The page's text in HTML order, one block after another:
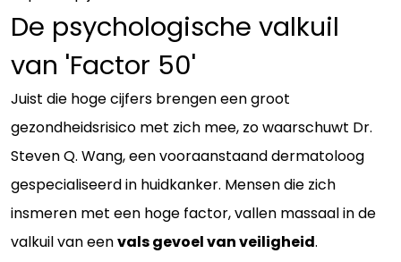
De psychologische valkuil
van 'Factor 50'
Juist die hoge cijfers brengen een groot
gezondheidsrisico met zich mee, zo waarschuwt Dr.
Steven Q. Wang, een vooraanstaand dermatoloog
gespecialiseerd in huidkanker. Mensen die zich
insmeren met een hoge factor, vallen massaal in de
valkuil van eenvals gevoel van veiligheid.